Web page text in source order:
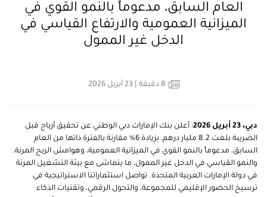
العام السابق، مدعوماً بالنمو القوي في
الميزانية العمومية والارتفاع القياسي في
الدخل غير الممول
8 دقيقة
دبي، 23 أبريل
: أعلن بنك الإمارات دبي الوطني عن تحقيق أرباح قبل
الضريبة بلغت 8.2 مليار درهم، بزيادة 6% مقارنة بالفترة ذاتها من العام
السابق، مدعوماً بالنمو القوي في الميزانية العمومية، وهوامش الربح المرنة،
والنمو القياسي في الدخل غير الممول، ما يتماشى مع بيئة التشغيل المرنة
في دولة الإمارات العربية المتحدة. تواصل استثماراتنا الاستراتيجية في
ترسيخ الحضور الإقليمي للمجموعة، والتحول الرقمي، وتقنيات الذكاء